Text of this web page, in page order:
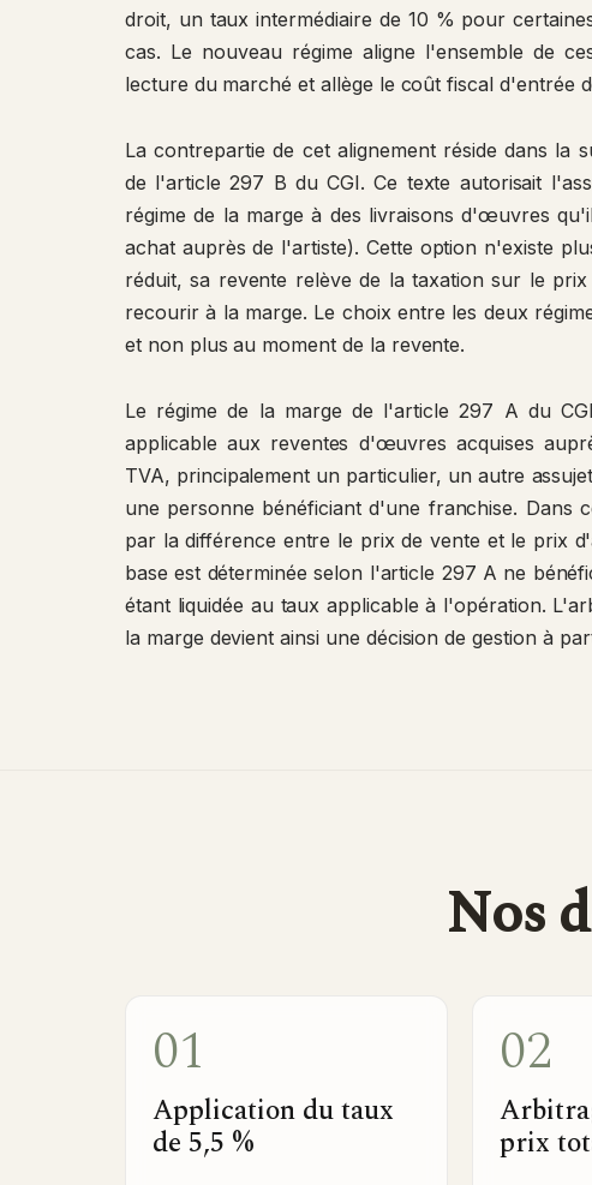
droit, un taux intermédiaire de 10 % pour
cas. Le nouveau régime aligne l'ensemble de
lecture du marché et allège le coût fiscal d'entrée
La contrepartie de cet alignement réside dans la
de l'article 297 B du CGI. Ce texte autorisait
régime de la marge à des livraisons d'œuvres
achat auprès de l'artiste). Cette option n'existe
réduit, sa revente relève de la taxation sur le
recourir à la marge. Le choix entre les deux
et non plus au moment de la revente.
Le régime de la marge de l'article 297 A du
applicable aux reventes d'œuvres acquises
TVA, principalement un particulier, un autre
une personne bénéficiant d'une franchise. Dans
par la différence entre le prix de vente et le prix
base est déterminée selon l'article 297 A ne
étant liquidée au taux applicable à l'opération.
la marge devient ainsi une décision de gestion à
Nos
01
Application du taux
de 5,5 %
02
prix